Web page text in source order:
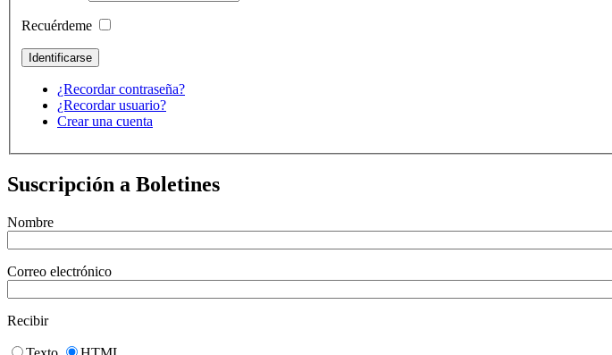
Recuérdeme
¿Recordar contraseña?
¿Recordar usuario?
Crear una cuenta
Suscripción a Boletines
Nombre
Correo electrónico
Recibir